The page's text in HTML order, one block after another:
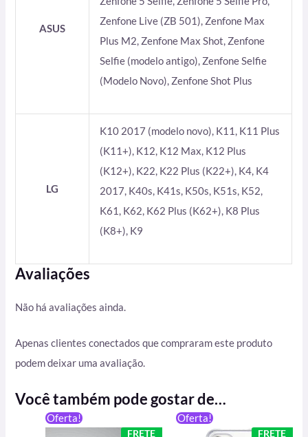
ASUS
Zenfone Live (ZB 501), Zenfone Max
Plus M2, Zenfone Max Shot, Zenfone
Selfie (modelo antigo), Zenfone Selfie
(Modelo Novo), Zenfone Shot Plus
LG
K10 2017 (modelo novo), K11, K11 Plus
(K11+), K12, K12 Max, K12 Plus
(K12+), K22, K22 Plus (K22+), K4, K4
2017, K40s, K41s, K50s, K51s, K52,
K61, K62, K62 Plus (K62+), K8 Plus
(K8+), K9
Avaliações
Não há avaliações ainda.
Apenas clientes conectados que compraram este produto
podem deixar uma avaliação.
Você também pode gostar de…
Oferta!
FRETE
preço
preço
Oferta!
FRETE
preço